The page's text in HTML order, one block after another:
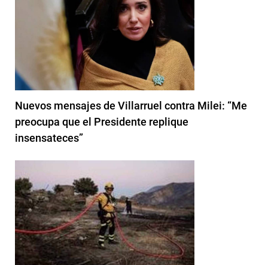
Nuevos mensajes de Villarruel contra Milei: “Me
preocupa que el Presidente replique
insensateces”